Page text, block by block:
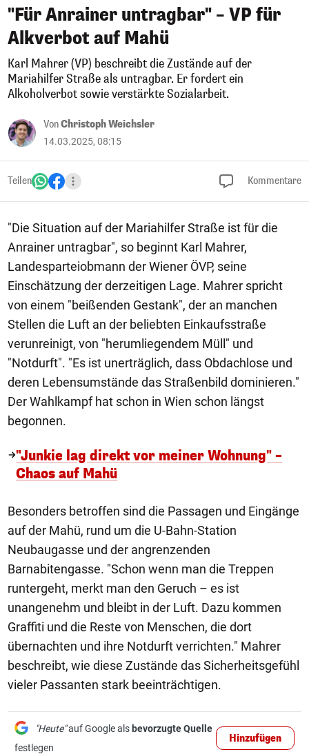
"Für Anrainer untragbar" – VP für
Alkverbot auf Mahü
Karl Mahrer (VP) beschreibt die Zustände auf der
Mariahilfer Straße als untragbar. Er fordert ein
Alkoholverbot sowie verstärkte Sozialarbeit.
VonChristoph Weichsler
14.03.2025, 08:15
Teilen Kommentare
"Die Situation auf der Mariahilfer Straße ist für die
Anrainer untragbar", so beginnt Karl Mahrer,
Landesparteiobmann der Wiener ÖVP, seine
Einschätzung der derzeitigen Lage. Mahrer spricht
von einem "beißenden Gestank", der an manchen
Stellen die Luft an der beliebten Einkaufsstraße
verunreinigt, von "herumliegendem Müll" und
"Notdurft". "Es ist unerträglich, dass Obdachlose und
deren Lebensumstände das Straßenbild dominieren."
Der Wahlkampf hat schon in Wien schon längst
begonnen.
"Junkie lag direkt vor meiner Wohnung" –
Chaos auf Mahü
Besonders betroffen sind die Passagen und Eingänge
auf der Mahü, rund um die U-Bahn-Station
Neubaugasse und der angrenzenden
Barnabitengasse. "Schon wenn man die Treppen
runtergeht, merkt man den Geruch – es ist
unangenehm und bleibt in der Luft. Dazu kommen
Graffiti und die Reste von Menschen, die dort
übernachten und ihre Notdurft verrichten." Mahrer
beschreibt, wie diese Zustände das Sicherheitsgefühl
vieler Passanten stark beeinträchtigen.
"Heute"auf Google als bevorzugte Quelle
festlegen
Hinzufügen